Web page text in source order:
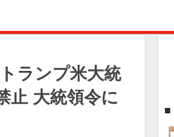
ランプ米大統
止 大統領令に